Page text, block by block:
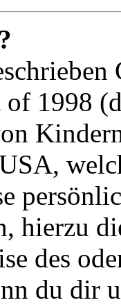
1998
hierzu
des
du dir